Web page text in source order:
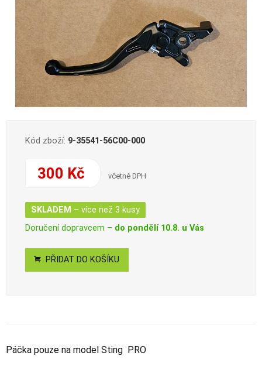
Kód zboží: 9-35541-56C00-000
300 Kč včetně DPH
SKLADEM – více než 3 kusy
Doručení dopravcem – do pondělí 10.8. u Vás
PŘIDAT DO KOŠÍKU
Páčka pouze na model Sting PRO